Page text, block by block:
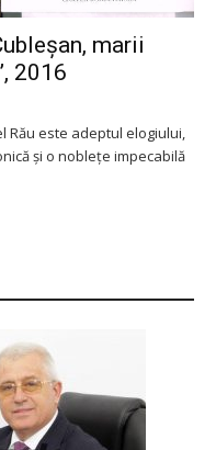
marii
2016
Rău este adeptul elogiului,
şi o nobleţe impecabilă